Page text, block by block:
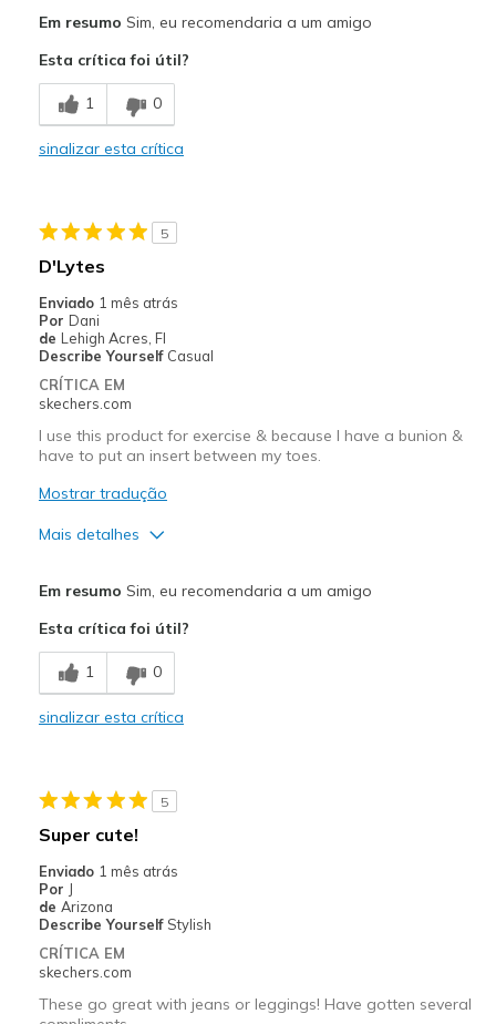
Comfortable
Durable
Casual Wear
Special Occasions
Width
Sizing
View On Shoes
Shoes are for Wearing
Em resumo Sim, eu recomendaria a um amigo
Esta crítica foi útil?
1 0
sinalizar esta crítica
5
D'Lytes
Enviado 1 mês atrás
Por Dani
de Lehigh Acres, Fl
Describe Yourself Casual
CRÍTICA EM
skechers.com
I use this product for exercise & because I have a bunion &
have to put an insert between my toes.
Mostrar tradução
Mais detalhes
Comfortable
Durable
Walking & treadmill
Width
Sizing
View On Shoes
Shoes are for Wearing
Em resumo Sim, eu recomendaria a um amigo
Esta crítica foi útil?
1 0
sinalizar esta crítica
5
Super cute!
Enviado 1 mês atrás
Por J
de Arizona
Describe Yourself Stylish
CRÍTICA EM
skechers.com
These go great with jeans or leggings! Have gotten several